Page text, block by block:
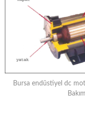
Bursa endüstiyel dc